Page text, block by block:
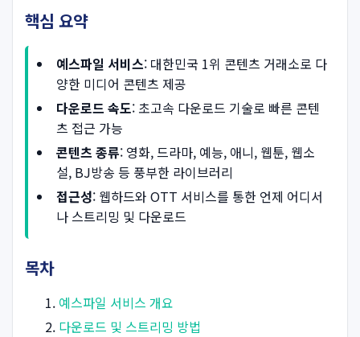
핵심 요약
예스파일 서비스: 대한민국 1위 콘텐츠 거래소로 다
양한 미디어 콘텐츠 제공
다운로드 속도: 초고속 다운로드 기술로 빠른 콘텐
츠 접근 가능
콘텐츠 종류: 영화, 드라마, 예능, 애니, 웹툰, 웹소
설, BJ방송 등 풍부한 라이브러리
접근성: 웹하드와 OTT 서비스를 통한 언제 어디서
나 스트리밍 및 다운로드
목차
예스파일 서비스 개요
다운로드 및 스트리밍 방법